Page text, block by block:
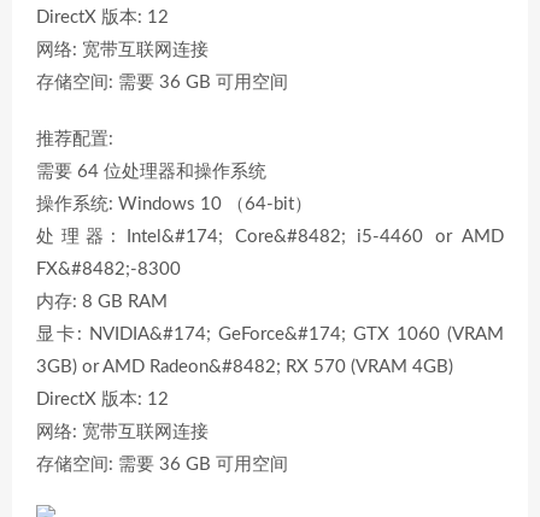
DirectX 版本: 12
网络: 宽带互联网连接
存储空间: 需要 36 GB 可用空间
推荐配置:
需要 64 位处理器和操作系统
操作系统: Windows 10 （64-bit）
处理器: Intel&#174; Core&#8482; i5-4460 or AMD
FX&#8482;-8300
内存: 8 GB RAM
显卡: NVIDIA&#174; GeForce&#174; GTX 1060 (VRAM
3GB) or AMD Radeon&#8482; RX 570 (VRAM 4GB)
DirectX 版本: 12
网络: 宽带互联网连接
存储空间: 需要 36 GB 可用空间